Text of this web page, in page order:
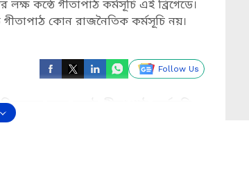
কন্ঠে গীতাপাঠ কর্মসূচি এই ব্রিগেডে।
গীতাপাঠ কোন রাজনৈতিক কর্মসূচি নয়।
Follow Us
লক্ষ কন্ঠে গীতাপাঠ কর্মসূচি
'লক্ষ কণ্ঠে গীতাপাঠ কোন
করতে পারেন। ১ লক্ষ ৩০ হাজার